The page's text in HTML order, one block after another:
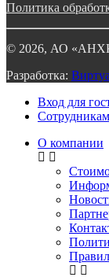
Политика
© 2026, АО
Разработка:
Вход для
О компании